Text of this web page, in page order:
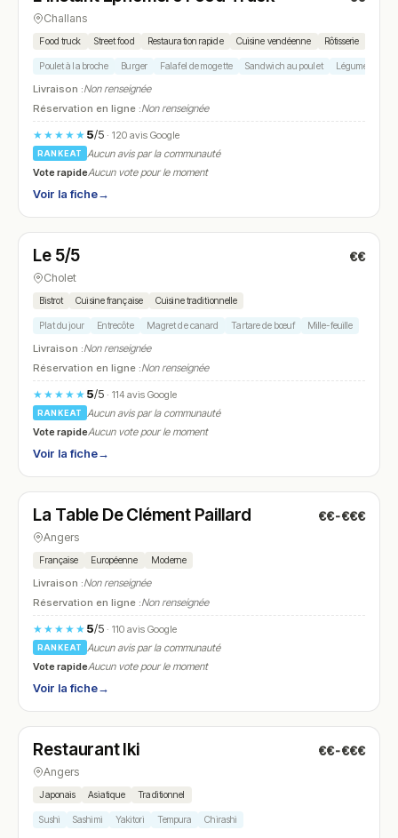
Challans
Food truck Street food Restauration rapide Cuisine vendéenne Rôtisserie
Poulet à la broche Burger Falafel de mogette Sandwich au poulet Légumes de
Livraison :Non renseignée
Réservation en ligne :Non renseignée
★★★★★ 5/5· 120 avis Google
RANKEAT
Aucun avis par la communauté
Vote rapideAucun vote pour le moment
Voir la fiche→
N° 9
Le 5/5 €€
Cholet
Bistrot Cuisine française Cuisine traditionnelle
Plat du jour Entrecôte Magret de canard Tartare de bœuf Mille-feuille
Livraison :Non renseignée
Réservation en ligne :Non renseignée
★★★★★ 5/5· 114 avis Google
RANKEAT
Aucun avis par la communauté
Vote rapideAucun vote pour le moment
Voir la fiche→
N° 10
La Table De Clément Paillard €€-€€€
Angers
Française Européenne Moderne
Livraison :Non renseignée
Réservation en ligne :Non renseignée
★★★★★ 5/5· 110 avis Google
RANKEAT
Aucun avis par la communauté
Vote rapideAucun vote pour le moment
Voir la fiche→
N° 11
Restaurant Iki €€-€€€
Angers
Japonais Asiatique Traditionnel
Sushi Sashimi Yakitori Tempura Chirashi